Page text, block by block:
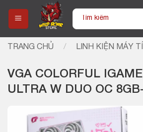
content
Tìm
TRANG CHỦ / LINH KIỆN MÁY
VGA COLORFUL
ULTRA W DUO OC